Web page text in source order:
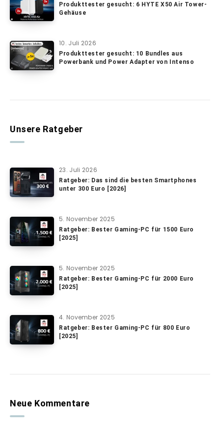
Produkttester gesucht: 6 HYTE X50 Air Tower-
Gehäuse
10. Juli 2026
Produkttester gesucht: 10 Bundles aus
Powerbank und Power Adapter von Intenso
Unsere Ratgeber
23. Juli 2026
Ratgeber: Das sind die besten Smartphones
unter 300 Euro [2026]
5. November 2025
Ratgeber: Bester Gaming-PC für 1500 Euro
[2025]
5. November 2025
Ratgeber: Bester Gaming-PC für 2000 Euro
[2025]
4. November 2025
Ratgeber: Bester Gaming-PC für 800 Euro
[2025]
Neue Kommentare